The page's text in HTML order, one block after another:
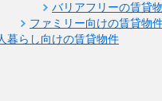
バリアフリーの賃貸
ファミリー向けの賃貸物
暮らし向けの賃貸物件